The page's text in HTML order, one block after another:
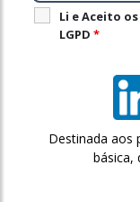
Li e Aceito
LGPD *
Destinada aos
básica,